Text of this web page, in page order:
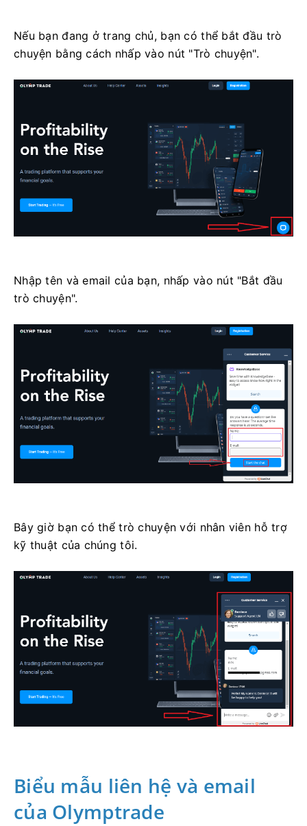
Nếu bạn đang ở trang chủ, bạn có thể bắt đầu trò
chuyện bằng cách nhấp vào nút "Trò chuyện".
Nhập tên và email của bạn, nhấp vào nút "Bắt đầu
trò chuyện".
Bây giờ bạn có thể trò chuyện với nhân viên hỗ trợ
kỹ thuật của chúng tôi.
Biểu mẫu liên hệ và email
của Olymptrade